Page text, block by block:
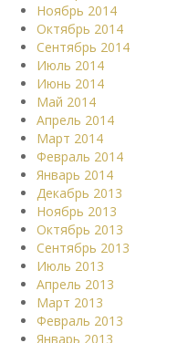
Ноябрь 2014
Октябрь 2014
Сентябрь 2014
Июль 2014
Июнь 2014
Май 2014
Апрель 2014
Март 2014
Февраль 2014
Январь 2014
Декабрь 2013
Ноябрь 2013
Октябрь 2013
Сентябрь 2013
Июль 2013
Апрель 2013
Март 2013
Февраль 2013
Январь 2013